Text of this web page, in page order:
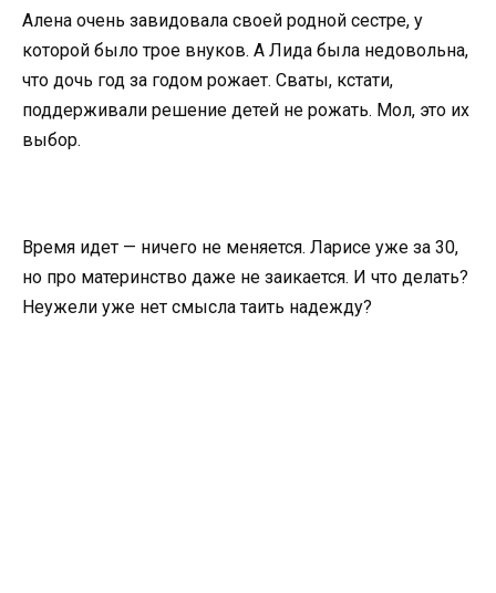
Алена очень завидовала своей родной сестре, у
которой было трое внуков. А Лида была недовольна,
что дочь год за годом рожает. Сваты, кстати,
поддерживали решение детей не рожать. Мол, это их
выбор.
Время идет — ничего не меняется. Ларисе уже за 30,
но про материнство даже не заикается. И что делать?
Неужели уже нет смысла таить надежду?